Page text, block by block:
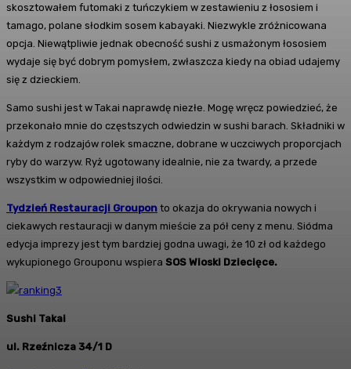
skosztowałem futomaki z tuńczykiem w zestawieniu z łososiem i
tamago, polane słodkim sosem kabayaki. Niezwykle zróżnicowana
opcja. Niewątpliwie jednak obecność sushi z usmażonym łososiem
wydaje się być dobrym pomysłem, zwłaszcza kiedy na obiad udajemy
się z dzieckiem.
Samo sushi jest w Takai naprawdę niezłe. Mogę wręcz powiedzieć, że
przekonało mnie do częstszych odwiedzin w sushi barach. Składniki w
każdym z rodzajów rolek smaczne, dobrane w uczciwych proporcjach
ryby do warzyw. Ryż ugotowany idealnie, nie za twardy, a przede
wszystkim w odpowiedniej ilości.
Tydzień Restauracji Groupon to okazja do okrywania nowych i
ciekawych restauracji w danym mieście za pół ceny z menu. Siódma
edycja imprezy jest tym bardziej godna uwagi, że 10 zł od każdego
wykupionego Grouponu wspiera SOS Wioski Dziecięce.
Sushi Takai
ul. Rzeźnicza 34/1 D